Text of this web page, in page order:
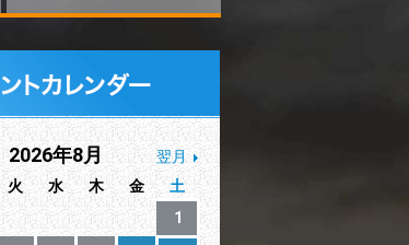
2026年8月
翌月
火 水 木 金
土
1